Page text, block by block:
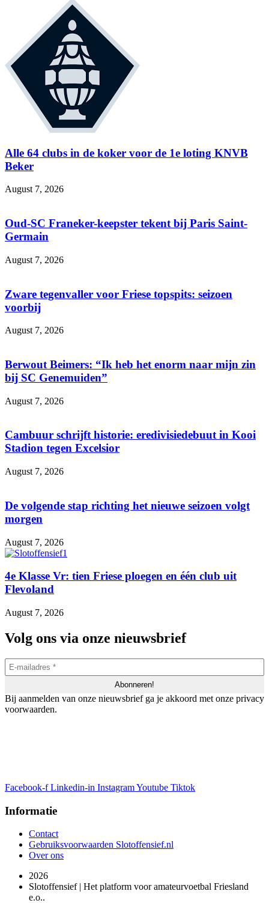
Alle 64 clubs in de koker voor de 1e loting KNVB
Beker
August 7, 2026
Oud-SC Franeker-keepster tekent bij Paris Saint-
Germain
August 7, 2026
Zware tegenvaller voor Friese topspits: seizoen
voorbij
August 7, 2026
Berwout Beimers: “Ik heb het enorm naar mijn zin
bij SC Genemuiden”
August 7, 2026
Cambuur schrijft historie: eredivisiedebuut in Kooi
Stadion tegen Excelsior
August 7, 2026
De volgende stap richting het nieuwe seizoen volgt
morgen
August 7, 2026
4e Klasse Vr: tien Friese ploegen en één club uit
Flevoland
August 7, 2026
Volg ons via onze nieuwsbrief
Bij aanmelden van onze nieuwsbrief ga je akkoord met onze privacy
voorwaarden.
Facebook-f Linkedin-in InstagramYoutube Tiktok
Informatie
Contact
Gebruiksvoorwaarden Slotoffensief.nl
Over ons
2026
Slotoffensief | Het platform voor amateurvoetbal Friesland
e.o..